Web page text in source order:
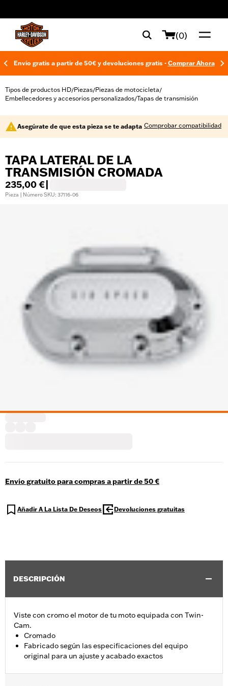
(0)
Envío gratis a partir de 50€ y devoluciones gratis - Comprar Ahora
Tipos de productos HD/Piezas/Piezas de motocicleta/
Embellecedores y accesorios personalizados/Tapas de transmisión
Asegúrate de que esta pieza se te adapta Comprobar compatibilidad
TAPA LATERAL DE LA
TRANSMISIÓN CROMADA
235,00 €
Pieza | Número SKU: 37116-06
Envío gratuito para compras a partir de 50 €
Añadir A La Lista De Deseos Devoluciones gratuitas
DESCRIPCIÓN
Viste con cromo el motor de tu moto equipada con Twin-
Cam.
Cromado
Fabricado según las especificaciones del equipo
original para un ajuste y acabado exactos